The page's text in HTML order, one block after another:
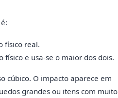
físico real.
físico e usa-se o maior dos dois.
cúbico. O impacto aparece em
grandes ou itens com muito